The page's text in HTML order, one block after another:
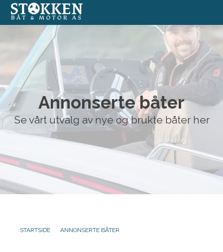
Båter
Annonserte båter
Båtmotorer
Båtverksted
Båtopplag
Annonserte båter
Se vårt utvalg av nye og brukte båter her
STARTSIDE ANNONSERTE BÅTER